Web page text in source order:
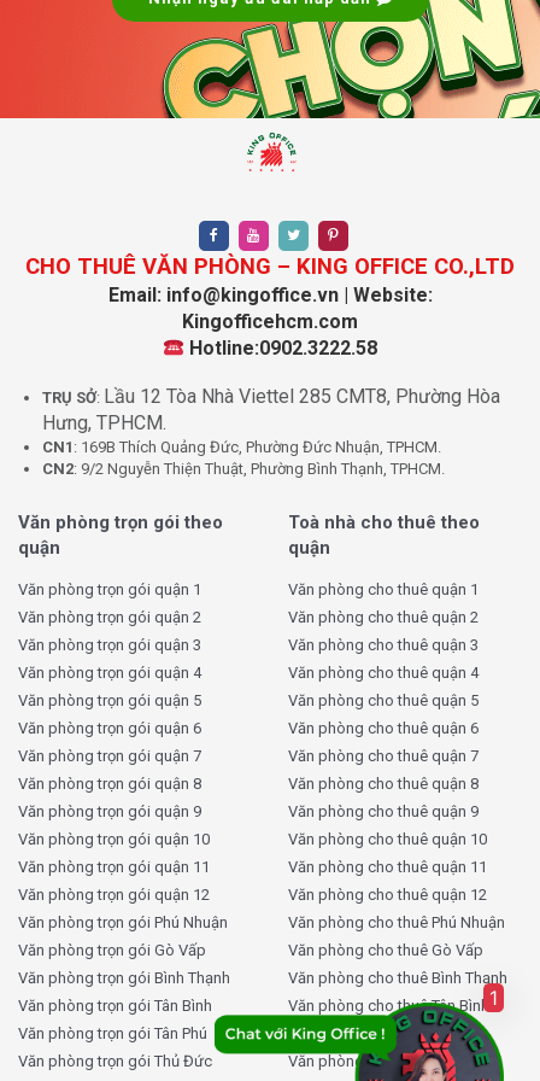
Văn phòng SSO Office Quận 1
2. Trang thiết bị văn phòng hiện đại:
làm việc không bị gián đoạn.
Trang bị nội thất đầy đủ: Các văn phòng được trang
bàn làm việc,tủ hồ sơ,ghế xoay, giúp bạn tạo ra
môi trường làm việc thoải mái và năng suất.
Máy in, máy photocopy, máy scan:Sử dụng chung
vàmáy scan , giúp tiết kiệm chi phí cho doanh nghiệp.
Miễn phí 500 bản sao chép mỗi tháng:Các công ty
sẽ được miễn phí500 bản saomỗi tháng, tiết kiệm
Với các dịch vụ và trang thiết bị hiện đại,
hoàn hảo để tối ưu hóa hiệu quả công việc.
Tham khảo thêm:
Coworking Space là gì? Giá
thuê văn phòng Co Working Space giá rẻ?
Giá thuê văn phòng trọn gói SSO
Office bao nhiêu tiền?
SSO Office Quận 1cung cấp các gói thuê văn phòng
với mức giá hợp lý, phù hợp với nhu cầu và ngân sách
của từng doanh nghiệp. Dưới đây là bảng giá chi tiết về
các gói cho thuê văn phòng tại
SSO Office Quận 1
Tên văn phòng SSO Office Quận 1
Số chỗ ngồi 5 – 20 chỗ ngồi
CHO THUÊ VĂN PHÒNG – KING OFFICE CO.,LTD
Email: info@kingoffice.vn | Website:
Kingofficehcm.com
Hotline:0902.3222.58
TRỤ SỞ: Lầu 12 Tòa Nhà Viettel 285 CMT8, Phường Hòa
Hưng, TPHCM.
CN1 : 169B Thích Quảng Đức, Phường Đức Nhuận, TPHCM.
CN2: 9/2 Nguyễn Thiện Thuật, Phường Bình Thạnh, TPHCM.
Văn phòng trọn gói theo
quận
Văn phòng trọn gói quận 1
Văn phòng trọn gói quận 2
Văn phòng trọn gói quận 3
Văn phòng trọn gói quận 4
Văn phòng trọn gói quận 5
Văn phòng trọn gói quận 6
Văn phòng trọn gói quận 7
Văn phòng trọn gói quận 8
Văn phòng trọn gói quận 9
Văn phòng trọn gói quận 10
Văn phòng trọn gói quận 11
Văn phòng trọn gói quận 12
Văn phòng trọn gói Phú Nhuận
Văn phòng trọn gói Gò Vấp
Văn phòng trọn gói Bình Thạnh
Văn phòng trọn gói Tân Bình
Văn phòng trọn gói Tân Phú
Văn phòng trọn gói Thủ Đức
Toà nhà cho thuê theo
quận
Văn phòng cho thuê quận 1
Văn phòng cho thuê quận 2
Văn phòng cho thuê quận 3
Văn phòng cho thuê quận 4
Văn phòng cho thuê quận 5
Văn phòng cho thuê quận 6
Văn phòng cho thuê quận 7
Văn phòng cho thuê quận 8
Văn phòng cho thuê quận 9
Văn phòng cho thuê quận 10
Văn phòng cho thuê quận 11
Văn phòng cho thuê quận 12
Văn phòng cho thuê Phú Nhuận
Văn phòng cho thuê Gò Vấp
Văn phòng cho thuê Bình Thạnh
Văn phòng cho thuê Tân Bình
Văn phòng cho thuê Tân Phú
Văn phòng cho thuê Thủ Đức
1